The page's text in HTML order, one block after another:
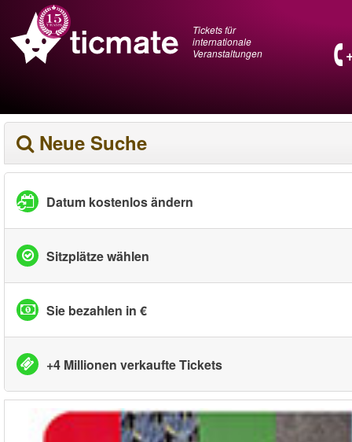
Tickets für
internationale
Veranstaltungen
Neue Suche
Datum kostenlos ändern
Sitzplätze wählen
Sie bezahlen in €
+4 Millionen verkaufte Tickets